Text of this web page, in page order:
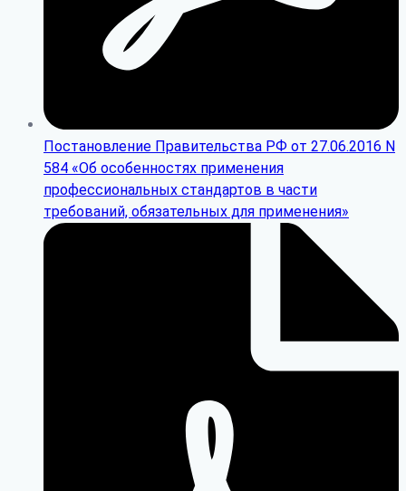
Постановление Правительства РФ от 27.06.2016 N
584 «Об особенностях применения
профессиональных стандартов в части
требований, обязательных для применения»